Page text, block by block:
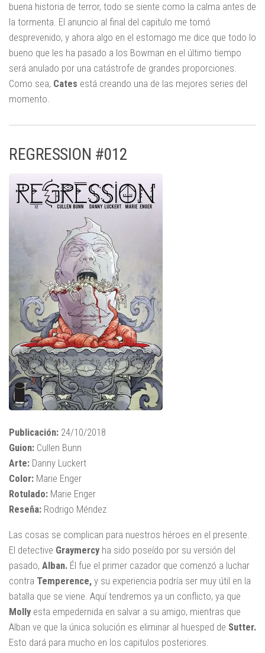
buena historia de terror, todo se siente como la calma antes de
la tormenta. El anuncio al final del capitulo me tomó
desprevenido, y ahora algo en el estomago me dice que todo lo
bueno que les ha pasado a los Bowman en el último tiempo
será anulado por una catástrofe de grandes proporciones.
Como sea, Cates está creando una de las mejores series del
momento.
REGRESSION #012
Publicación: 24/10/2018
Guion: Cullen Bunn
Arte: Danny Luckert
Color: Marie Enger
Rotulado: Marie Enger
Reseña: Rodrigo Méndez
Las cosas se complican para nuestros héroes en el presente.
El detective Graymercy ha sido poseído por su versión del
pasado, Alban. Él fue el primer cazador que comenzó a luchar
contra Temperence, y su experiencia podría ser muy útil en la
batalla que se viene. Aquí tendremos ya un conflicto, ya que
Molly esta empedernida en salvar a su amigo, mientras que
Alban ve que la única solución es eliminar al huesped de Sutter.
Esto dará para mucho en los capitulos posteriores.